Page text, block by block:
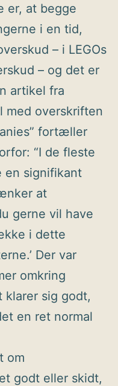
er, at begge
i en tid,
– i LEGOs
– og det er
artikel fra
med overskriften
fortæller
“I de fleste
en signifikant
at
gerne vil have
i dette
Der var
omkring
klarer sig godt,
en ret normal
om
godt eller skidt,